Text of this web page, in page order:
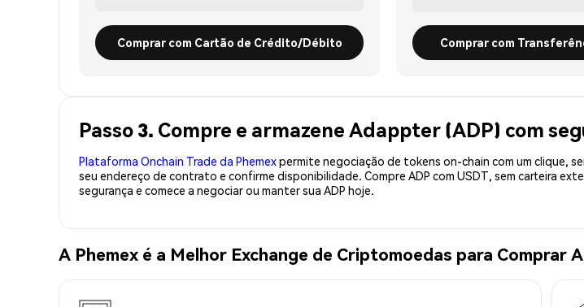
Comprar com Cartão de Crédito/Débito Comprar com
Passo 3. Compre e armazene Adappter (ADP) com
Plataforma Onchain Trade da Phemexpermite negociação de tokens on-chain com um clique,
seu endereço de contrato e confirme disponibilidade. Compre ADP com USDT, sem carteira
segurança e comece a negociar ou manter sua ADP hoje.
A Phemex é a Melhor Exchange de Criptomoedas para Comprar